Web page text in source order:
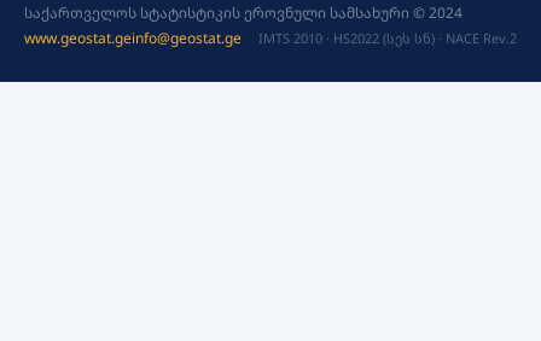
საქართველოს სტატისტიკის ეროვნული სამსახური © 2024
www.geostat.geinfo@geostat.ge IMTS 2010 · HS2022 (სეს სნ) · NACE Rev.2